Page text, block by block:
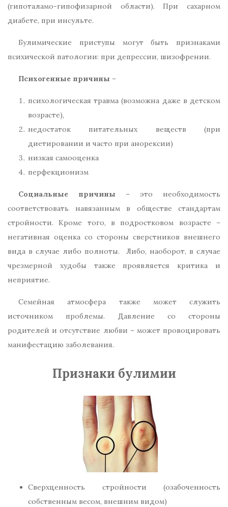
(гипоталамо-гипофизарной области). При сахарном
диабете, при инсульте.
Булимические приступы могут быть признаками
психической патологии: при депрессии, шизофрении.
Психогенные причины –
психологическая травма (возможна даже в детском
возрасте),
недостаток питательных веществ (при
диетировании и часто при анорексии)
низкая самооценка
перфекционизм
Социальные причины – это необходимость
соответствовать навязанным в обществе стандартам
стройности. Кроме того, в подростковом возрасте –
негативная оценка со стороны сверстников внешнего
вида в случае либо полноты. Либо, наоборот, в случае
чрезмерной худобы также проявляется критика и
неприятие.
Семейная атмосфера также может служить
источником проблемы. Давление со стороны
родителей и отсутствие любви – может провоцировать
манифестацию заболевания.
Признаки булимии
Сверхценность стройности (озабоченность
собственным весом, внешним видом)